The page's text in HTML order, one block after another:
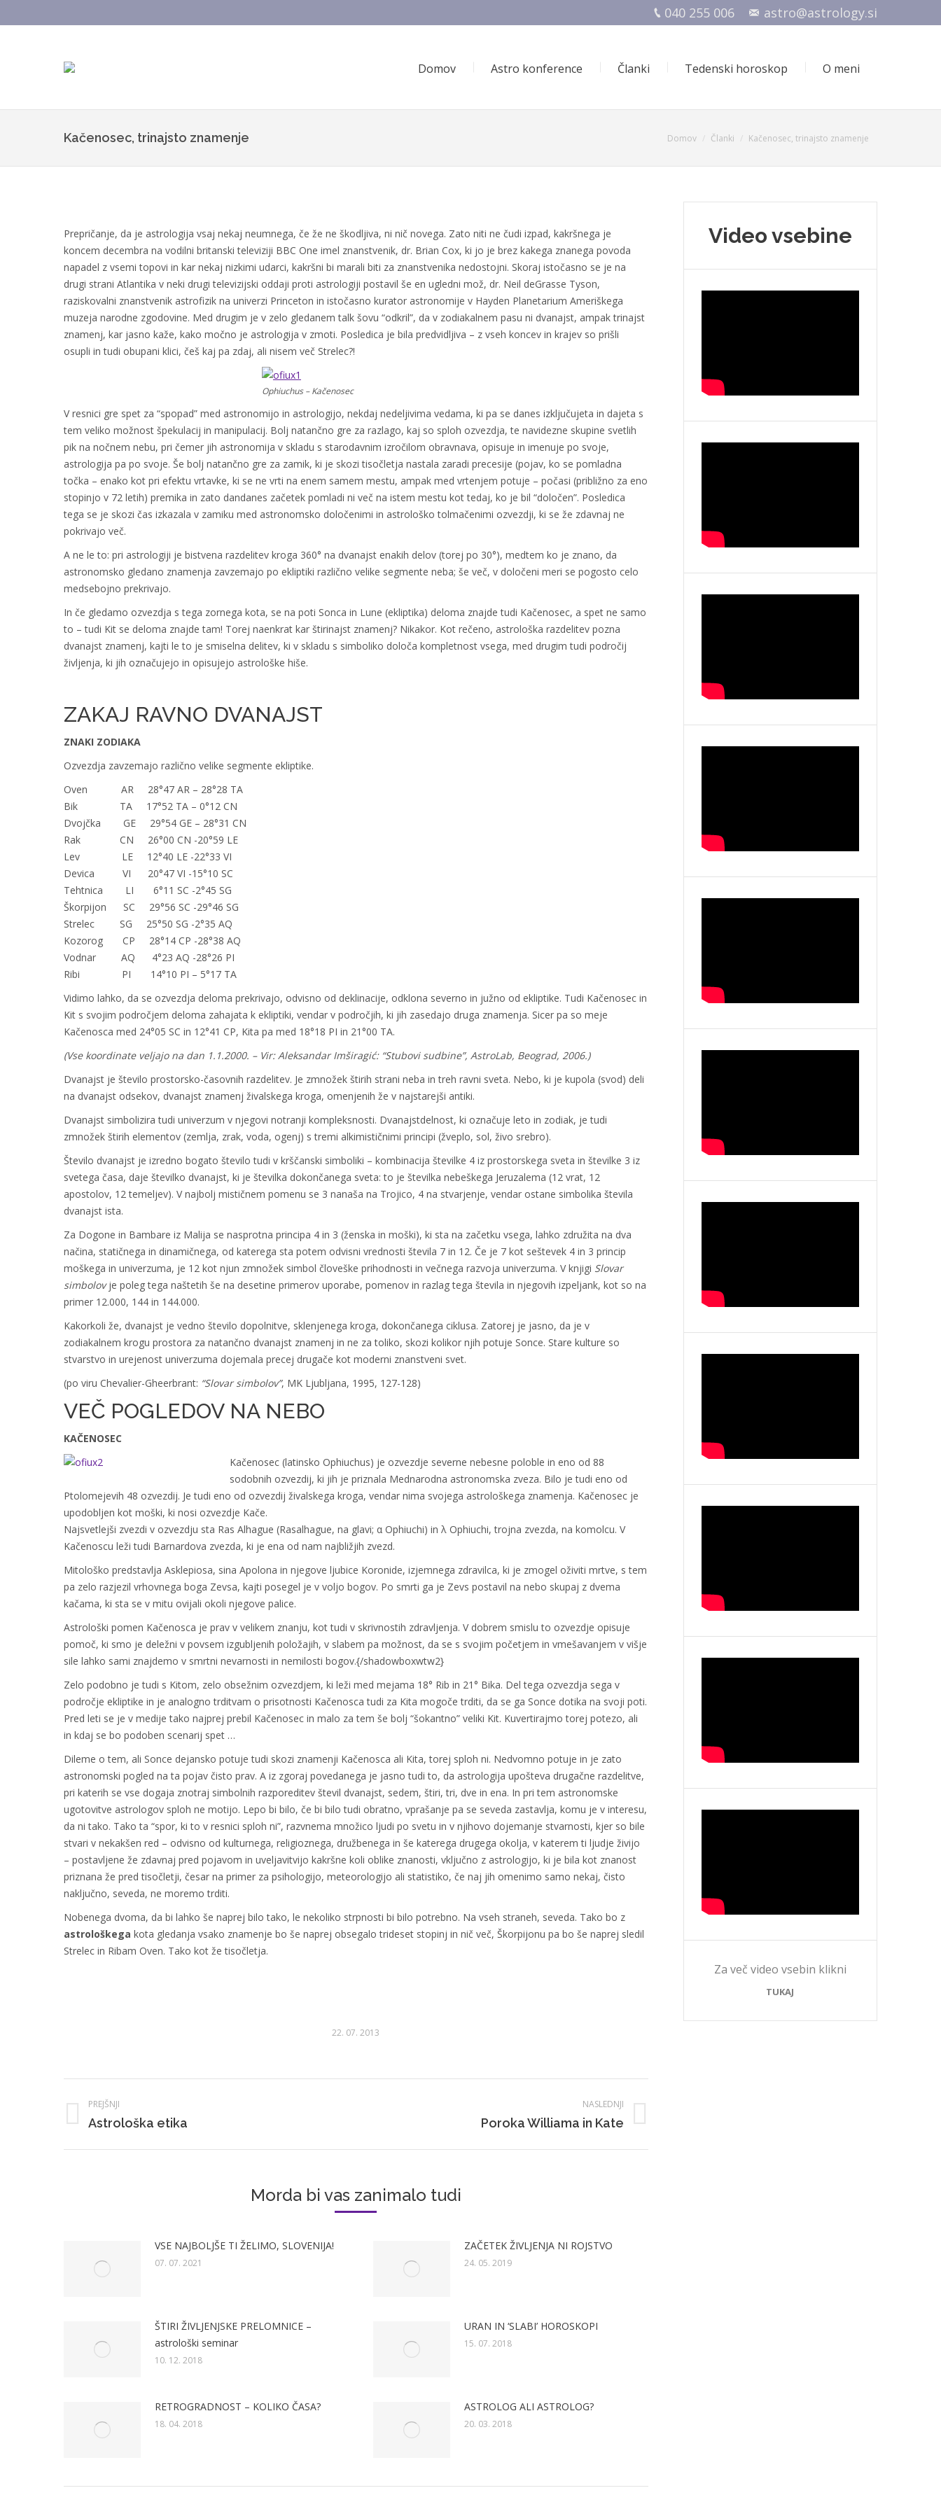
040 255 006 astro@astrology.si
Domov Astro konference Članki Tedenski horoskop O meni
Kačenosec, trinajsto znamenje You are here:
Domov Članki Kačenosec, trinajsto znamenje
Prepričanje, da je astrologija vsaj nekaj neumnega, če že ne škodljiva, ni nič novega. Zato niti ne čudi izpad, kakršnega je
koncem decembra na vodilni britanski televiziji BBC One imel znanstvenik, dr. Brian Cox, ki jo je brez kakega znanega povoda
napadel z vsemi topovi in kar nekaj nizkimi udarci, kakršni bi marali biti za znanstvenika nedostojni. Skoraj istočasno se je na
drugi strani Atlantika v neki drugi televizijski oddaji proti astrologiji postavil še en ugledni mož, dr. Neil deGrasse Tyson,
raziskovalni znanstvenik astrofizik na univerzi Princeton in istočasno kurator astronomije v Hayden Planetarium Ameriškega
muzeja narodne zgodovine. Med drugim je v zelo gledanem talk šovu “odkril”, da v zodiakalnem pasu ni dvanajst, ampak trinajst
znamenj, kar jasno kaže, kako močno je astrologija v zmoti. Posledica je bila predvidljiva – z vseh koncev in krajev so prišli
osupli in tudi obupani klici, češ kaj pa zdaj, ali nisem več Strelec?!
Ophiuchus – Kačenosec
V resnici gre spet za “spopad” med astronomijo in astrologijo, nekdaj nedeljivima vedama, ki pa se danes izključujeta in dajeta s
tem veliko možnost špekulacij in manipulacij. Bolj natančno gre za razlago, kaj so sploh ozvezdja, te navidezne skupine svetlih
pik na nočnem nebu, pri čemer jih astronomija v skladu s starodavnim izročilom obravnava, opisuje in imenuje po svoje,
astrologija pa po svoje. Še bolj natančno gre za zamik, ki je skozi tisočletja nastala zaradi precesije (pojav, ko se pomladna
točka – enako kot pri efektu vrtavke, ki se ne vrti na enem samem mestu, ampak med vrtenjem potuje – počasi (približno za eno
stopinjo v 72 letih) premika in zato dandanes začetek pomladi ni več na istem mestu kot tedaj, ko je bil “določen”. Posledica
tega se je skozi čas izkazala v zamiku med astronomsko določenimi in astrološko tolmačenimi ozvezdji, ki se že zdavnaj ne
pokrivajo več.
A ne le to: pri astrologiji je bistvena razdelitev kroga 360° na dvanajst enakih delov (torej po 30°), medtem ko je znano, da
astronomsko gledano znamenja zavzemajo po ekliptiki različno velike segmente neba; še več, v določeni meri se pogosto celo
medsebojno prekrivajo.
In če gledamo ozvezdja s tega zornega kota, se na poti Sonca in Lune (ekliptika) deloma znajde tudi Kačenosec, a spet ne samo
to – tudi Kit se deloma znajde tam! Torej naenkrat kar štirinajst znamenj? Nikakor. Kot rečeno, astrološka razdelitev pozna
dvanajst znamenj, kajti le to je smiselna delitev, ki v skladu s simboliko določa kompletnost vsega, med drugim tudi področij
življenja, ki jih označujejo in opisujejo astrološke hiše.
ZAKAJ RAVNO DVANAJST
ZNAKI ZODIAKA
Ozvezdja zavzemajo različno velike segmente ekliptike.
Oven AR 28°47 AR – 28°28 TA
Bik TA 17°52 TA – 0°12 CN
Dvojčka GE 29°54 GE – 28°31 CN
Rak CN 26°00 CN -20°59 LE
Lev LE 12°40 LE -22°33 VI
Devica VI 20°47 VI -15°10 SC
Tehtnica LI 6°11 SC -2°45 SG
Škorpijon SC 29°56 SC -29°46 SG
Strelec SG 25°50 SG -2°35 AQ
Kozorog CP 28°14 CP -28°38 AQ
Vodnar AQ 4°23 AQ -28°26 PI
Ribi PI 14°10 PI – 5°17 TA
Vidimo lahko, da se ozvezdja deloma prekrivajo, odvisno od deklinacije, odklona severno in južno od ekliptike. Tudi Kačenosec in
Kit s svojim področjem deloma zahajata k ekliptiki, vendar v področjih, ki jih zasedajo druga znamenja. Sicer pa so meje
Kačenosca med 24°05 SC in 12°41 CP, Kita pa med 18°18 PI in 21°00 TA.
(Vse koordinate veljajo na dan 1.1.2000. – Vir: Aleksandar Imširagić: “Stubovi sudbine”, AstroLab, Beograd, 2006.)
Dvanajst je število prostorsko-časovnih razdelitev. Je zmnožek štirih strani neba in treh ravni sveta. Nebo, ki je kupola (svod) deli
na dvanajst odsekov, dvanajst znamenj živalskega kroga, omenjenih že v najstarejši antiki.
Dvanajst simbolizira tudi univerzum v njegovi notranji kompleksnosti. Dvanajstdelnost, ki označuje leto in zodiak, je tudi
zmnožek štirih elementov (zemlja, zrak, voda, ogenj) s tremi alkimističnimi principi (žveplo, sol, živo srebro).
Število dvanajst je izredno bogato število tudi v krščanski simboliki – kombinacija številke 4 iz prostorskega sveta in številke 3 iz
svetega časa, daje številko dvanajst, ki je številka dokončanega sveta: to je številka nebeškega Jeruzalema (12 vrat, 12
apostolov, 12 temeljev). V najbolj mističnem pomenu se 3 nanaša na Trojico, 4 na stvarjenje, vendar ostane simbolika števila
dvanajst ista.
Za Dogone in Bambare iz Malija se nasprotna principa 4 in 3 (ženska in moški), ki sta na začetku vsega, lahko združita na dva
načina, statičnega in dinamičnega, od katerega sta potem odvisni vrednosti števila 7 in 12. Če je 7 kot seštevek 4 in 3 princip
moškega in univerzuma, je 12 kot njun zmnožek simbol človeške prihodnosti in večnega razvoja univerzuma. V knjigi Slovar
simbolovje poleg tega naštetih še na desetine primerov uporabe, pomenov in razlag tega števila in njegovih izpeljank, kot so na
primer 12.000, 144 in 144.000.
Kakorkoli že, dvanajst je vedno število dopolnitve, sklenjenega kroga, dokončanega ciklusa. Zatorej je jasno, da je v
zodiakalnem krogu prostora za natančno dvanajst znamenj in ne za toliko, skozi kolikor njih potuje Sonce. Stare kulture so
stvarstvo in urejenost univerzuma dojemala precej drugače kot moderni znanstveni svet.
(po viru Chevalier-Gheerbrant: “Slovar simbolov”, MK Ljubljana, 1995, 127-128)
VEČ POGLEDOV NA NEBO
KAČENOSEC
Kačenosec (latinsko Ophiuchus) je ozvezdje severne nebesne poloble in eno od 88
sodobnih ozvezdij, ki jih je priznala Mednarodna astronomska zveza. Bilo je tudi eno od
Ptolomejevih 48 ozvezdij. Je tudi eno od ozvezdij živalskega kroga, vendar nima svojega astrološkega znamenja. Kačenosec je
upodobljen kot moški, ki nosi ozvezdje Kače.
Najsvetlejši zvezdi v ozvezdju sta Ras Alhague (Rasalhague, na glavi; α Ophiuchi) in λ Ophiuchi, trojna zvezda, na komolcu. V
Kačenoscu leži tudi Barnardova zvezda, ki je ena od nam najbližjih zvezd.
Mitološko predstavlja Asklepiosa, sina Apolona in njegove ljubice Koronide, izjemnega zdravilca, ki je zmogel oživiti mrtve, s tem
pa zelo razjezil vrhovnega boga Zevsa, kajti posegel je v voljo bogov. Po smrti ga je Zevs postavil na nebo skupaj z dvema
kačama, ki sta se v mitu ovijali okoli njegove palice.
Astrološki pomen Kačenosca je prav v velikem znanju, kot tudi v skrivnostih zdravljenja. V dobrem smislu to ozvezdje opisuje
pomoč, ki smo je deležni v povsem izgubljenih položajih, v slabem pa možnost, da se s svojim početjem in vmešavanjem v višje
sile lahko sami znajdemo v smrtni nevarnosti in nemilosti bogov.{/shadowboxwtw2}
Zelo podobno je tudi s Kitom, zelo obsežnim ozvezdjem, ki leži med mejama 18° Rib in 21° Bika. Del tega ozvezdja sega v
področje ekliptike in je analogno trditvam o prisotnosti Kačenosca tudi za Kita mogoče trditi, da se ga Sonce dotika na svoji poti.
Pred leti se je v medije tako najprej prebil Kačenosec in malo za tem še bolj “šokantno” veliki Kit. Kuvertirajmo torej potezo, ali
in kdaj se bo podoben scenarij spet …
Dileme o tem, ali Sonce dejansko potuje tudi skozi znamenji Kačenosca ali Kita, torej sploh ni. Nedvomno potuje in je zato
astronomski pogled na ta pojav čisto prav. A iz zgoraj povedanega je jasno tudi to, da astrologija upošteva drugačne razdelitve,
pri katerih se vse dogaja znotraj simbolnih razporeditev števil dvanajst, sedem, štiri, tri, dve in ena. In pri tem astronomske
ugotovitve astrologov sploh ne motijo. Lepo bi bilo, če bi bilo tudi obratno, vprašanje pa se seveda zastavlja, komu je v interesu,
da ni tako. Tako ta “spor, ki to v resnici sploh ni”, razvnema množico ljudi po svetu in v njihovo dojemanje stvarnosti, kjer so bile
stvari v nekakšen red – odvisno od kulturnega, religioznega, družbenega in še katerega drugega okolja, v katerem ti ljudje živijo
– postavljene že zdavnaj pred pojavom in uveljavitvijo kakršne koli oblike znanosti, vključno z astrologijo, ki je bila kot znanost
priznana že pred tisočletji, česar na primer za psihologijo, meteorologijo ali statistiko, če naj jih omenimo samo nekaj, čisto
naključno, seveda, ne moremo trditi.
Nobenega dvoma, da bi lahko še naprej bilo tako, le nekoliko strpnosti bi bilo potrebno. Na vseh straneh, seveda. Tako bo z
astrološkega kota gledanja vsako znamenje bo še naprej obsegalo trideset stopinj in nič več, Škorpijonu pa bo še naprej sledil
Strelec in Ribam Oven. Tako kot že tisočletja.
22. 07. 2013
navigation
PREJŠNJI
Prejšnji
Astrološka etika
NASLEDNJI
Poroka Williama in Kate
Morda bi vas zanimalo tudi
VSE NAJBOLJŠE TI ŽELIMO, SLOVENIJA!
07. 07. 2021
ZAČETEK ŽIVLJENJA NI ROJSTVO
24. 05. 2019
ŠTIRI ŽIVLJENJSKE PRELOMNICE –
astrološki seminar
10. 12. 2018
URAN IN ‘SLABI’ HOROSKOPI
15. 07. 2018
RETROGRADNOST – KOLIKO ČASA?
18. 04. 2018
ASTROLOG ALI ASTROLOG?
20. 03. 2018
Video vsebine
Za več video vsebin klikni
TUKAJ